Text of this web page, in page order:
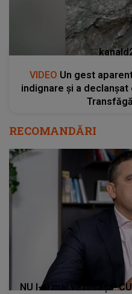
VIDEO Un gest
indignare și a
RECOMANDĂRI
NU l-ai mai văzut așa!